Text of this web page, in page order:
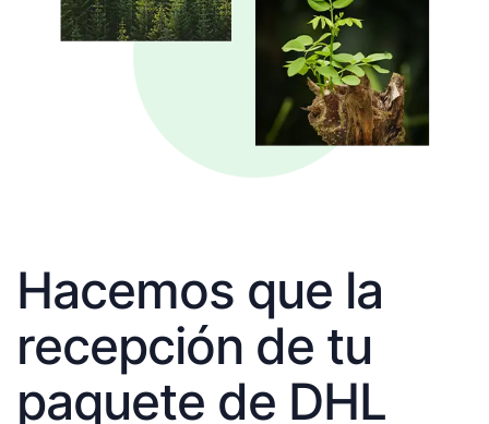
Hacemos que la
recepción de tu
paquete de DHL